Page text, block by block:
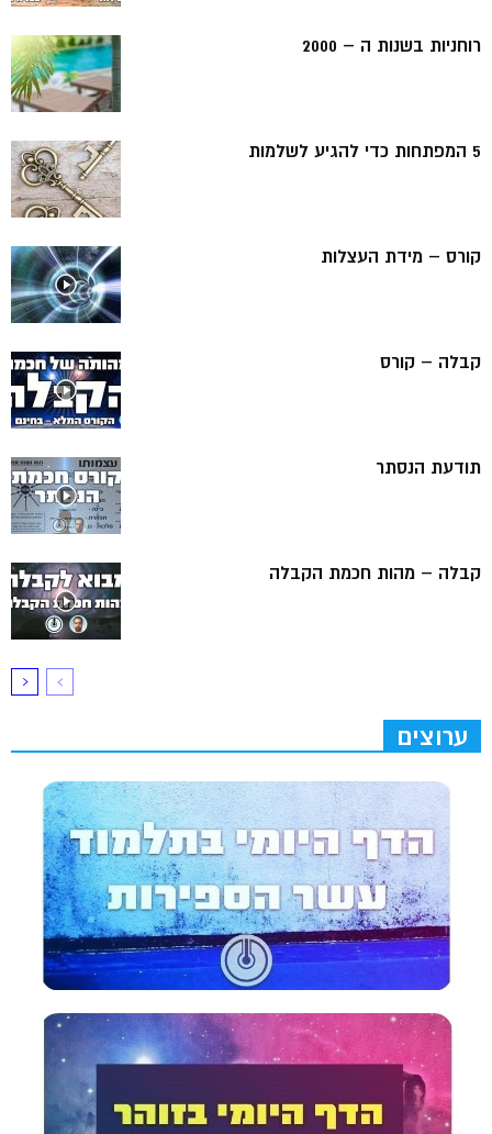
רוחניות בשנות ה – 2000
5 המפתחות כדי להגיע לשלמות
קורס – מידת העצלות
קבלה – קורס
תודעת הנסתר
קבלה – מהות חכמת הקבלה
ערוצים